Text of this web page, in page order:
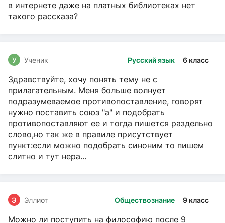
в интернете даже на платных библиотеках нет
такого рассказа?
Русский язык 6 класс
У Ученик
Здравствуйте, хочу понять тему не с
прилагательным. Меня больше волнует
подразумеваемое противопоставление, говорят
нужно поставить союз "а" и подобрать
противопоставляют ее и тогда пишется раздельно
слово,но так же в правиле присутствует
пункт:если можно подобрать синоним то пишем
слитно и тут нера...
Обществознание 9 класс
Э Эллиот
Можно ли поступить на философию после 9